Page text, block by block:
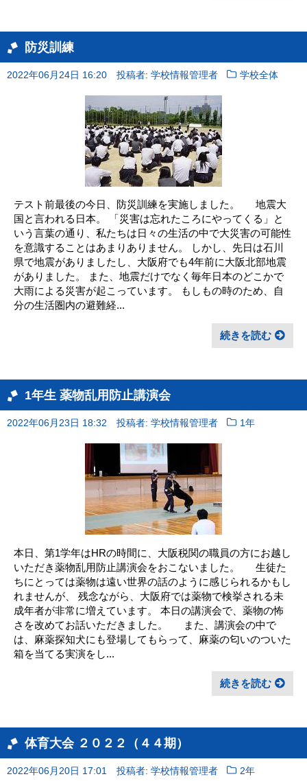
防災訓練
2022年06月24日 16:20 投稿者: 学校情報管理者 学校全体
テスト前最後の今日、防災訓練を実施しました。 地震大
国と言われる日本。 「災害は忘れたころにやってくる」と
いう言葉の通り、私たちは日々の生活の中で大災害の可能性
を意識することはあまりありません。 しかし、先日は石川
県で地震がありましたし、大阪府でも4年前に大阪北部地震
がありました。 また、地震だけでなく毎年日本のどこかで
大雨による災害が起こっています。 もしもの時のため、自
分の生活圏内の避難経...
続きを読む
1年生 薬物乱用防止講演会
2022年06月23日 18:32 投稿者: 学校情報管理者 1年
本日、第1学年はHRの時間に、大阪税関の職員の方にお越し
いただき薬物乱用防止講演会をおこないました。 生徒た
ちにとっては薬物は遠い世界の話のように感じられるかもし
れませんが、 残念ながら、大阪府では薬物で検挙される未
成年者が非常に増えています。 本日の講演会で、薬物の怖
さを改めてお話いただきました。 また、講演会の中で
は、麻薬探知犬にも登場してもらって、麻薬の匂いのついた
箱を当てる実演をし...
続きを読む
体育大会 ２０２２（４４期）
2022年06月20日 17:01 投稿者: 学校情報管理者 2年